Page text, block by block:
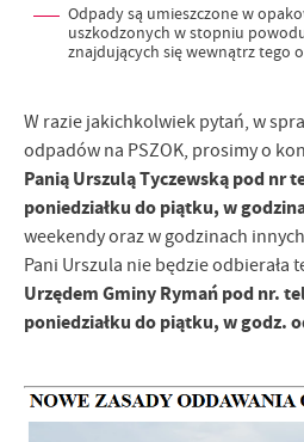
Odpady są umieszczone w
uszkodzonych w stopniu
znajdujących się wewnątrz tego
W razie jakichkolwiek pytań, w
odpadów na PSZOK, prosimy o
Panią Urszulą Tyczewską pod nr
poniedziałku do piątku, w
weekendy oraz w godzinach
Pani Urszula nie będzie odbierała
Urzędem Gminy Rymań pod nr.
poniedziałku do piątku, w godz.